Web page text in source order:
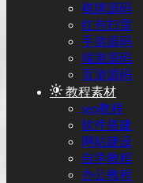
棋牌源码
红包扫雷
手游源码
端游源码
页游源码
教程素材
seo教程
软件搭建
网站建设
自学教程
办公教程